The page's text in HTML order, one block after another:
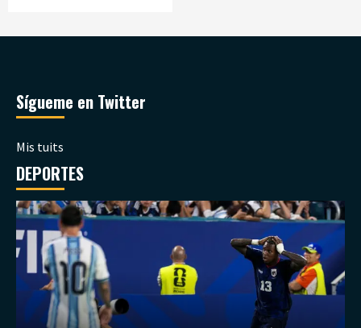
Sígueme en Twitter
Mis tuits
DEPORTES